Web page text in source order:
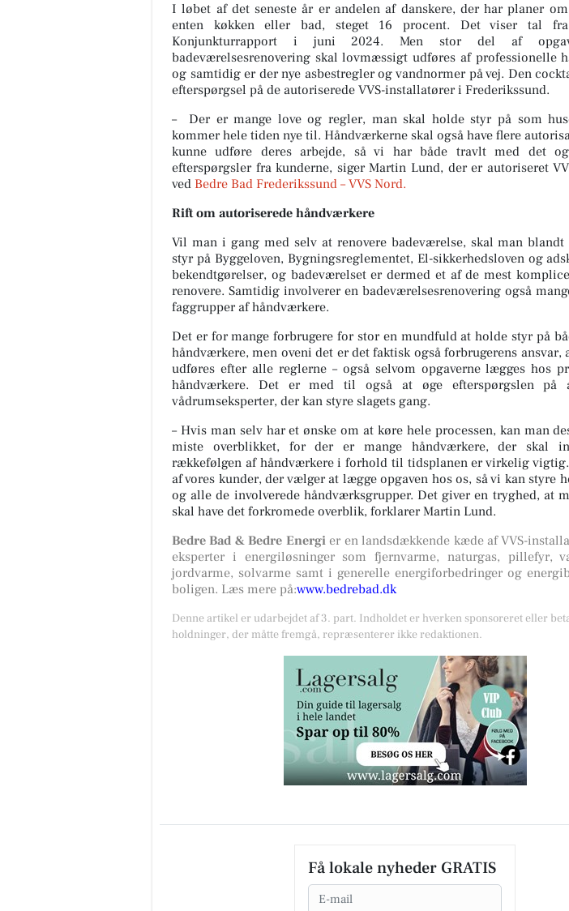
I løbet af det seneste år er andelen af danskere, der har planer
enten køkken eller bad, steget 16 procent. Det viser tal fra
Konjunkturrapport i juni 2024. Men stor del af
badeværelsesrenovering skal lovmæssigt udføres af professionelle
og samtidig er der nye asbestregler og vandnormer på vej. Den
efterspørgsel på de autoriserede VVS-installatører i Frederikssund.
– Der er mange love og regler, man skal holde styr på som
kommer hele tiden nye til. Håndværkerne skal også have flere
kunne udføre deres arbejde, så vi har både travlt med det
efterspørgsler fra kunderne, siger Martin Lund, der er autoriseret
ved Bedre Bad Frederikssund – VVS Nord.
Rift om autoriserede håndværkere
Vil man i gang med selv at renovere badeværelse, skal man blandt
styr på Byggeloven, Bygningsreglementet, El-sikkerhedsloven og
bekendtgørelser, og badeværelset er dermed et af de mest
renovere. Samtidig involverer en badeværelsesrenovering også
faggrupper af håndværkere.
Det er for mange forbrugere for stor en mundfuld at holde styr på
håndværkere, men oveni det er det faktisk også forbrugerens ansvar,
udføres efter alle reglerne – også selvom opgaverne lægges hos
håndværkere. Det er med til også at øge efterspørgslen på
vådrumseksperter, der kan styre slagets gang.
– Hvis man selv har et ønske om at køre hele processen, kan man
miste overblikket, for der er mange håndværkere, der skal
rækkefølgen af håndværkere i forhold til tidsplanen er virkelig
af vores kunder, der vælger at lægge opgaven hos os, så vi kan styre
og alle de involverede håndværksgrupper. Det giver en tryghed, at
skal have det forkromede overblik, forklarer Martin Lund.
Bedre Bad & Bedre Energi er en landsdækkende kæde af VVS-
eksperter i energiløsninger som fjernvarme, naturgas, pillefyr,
jordvarme, solvarme samt i generelle energiforbedringer og
boligen. Læs mere på:www.bedrebad.dk
Denne artikel er udarbejdet af 3. part. Indholdet er hverken sponsoreret eller
holdninger, der måtte fremgå, repræsenterer ikke redaktionen.
Få lokale nyheder GRATIS
Email